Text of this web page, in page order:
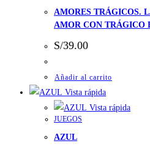
AMORES TRÁGICOS.
AMOR CON TRÁGICO
S/39.00
Añadir al carrito
Vista rápida
Vista rápida
JUEGOS
AZUL